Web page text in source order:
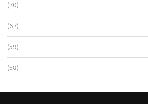
(70)
(67)
(59)
(58)